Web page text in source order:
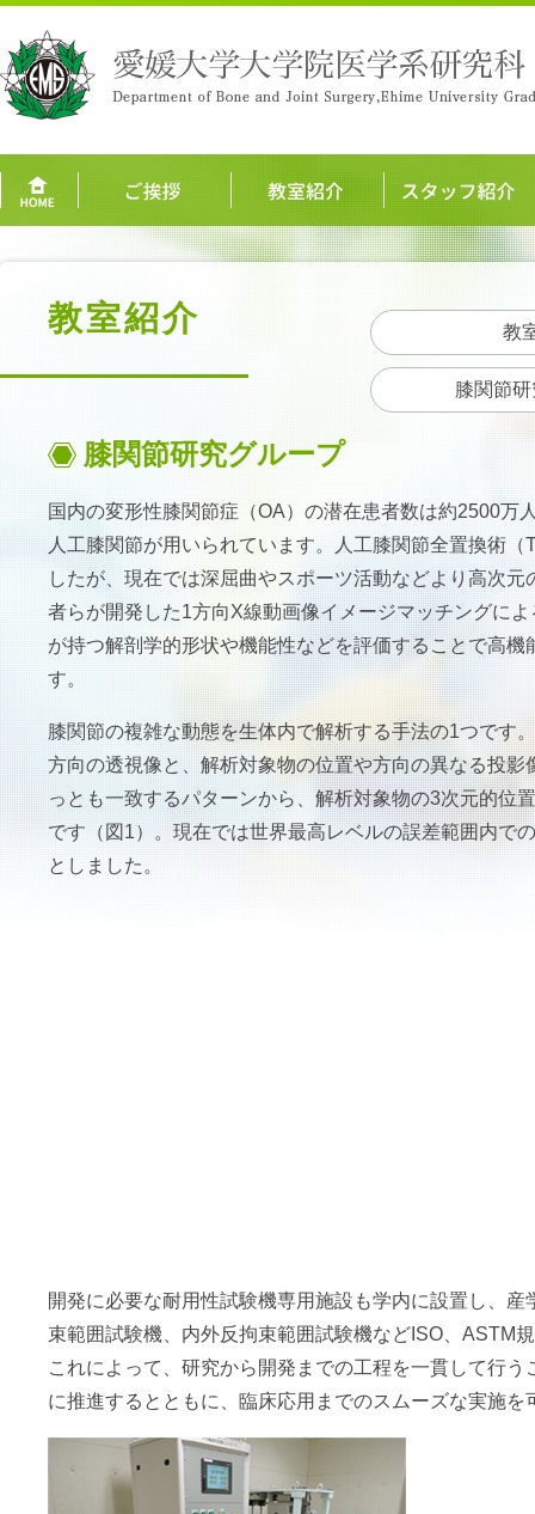
教室紹介 教
膝関節
膝関節研究グループ
国内の変形性膝関節症（OA）の潜在患者数は約2500
人工膝関節が用いられています。人工膝関節全置換術
したが、現在では深屈曲やスポーツ活動などより高次
者らが開発した1方向X線動画像イメージマッチングに
が持つ解剖学的形状や機能性などを評価することで高
す。
膝関節の複雑な動態を生体内で解析する手法の1つです
方向の透視像と、解析対象物の位置や方向の異なる投影
っとも一致するパターンから、解析対象物の3次元的位
です（図1）。現在では世界最高レベルの誤差範囲内で
としました。
開発に必要な耐用性試験機専用施設も学内に設置し、
束範囲試験機、内外反拘束範囲試験機などISO、ASTM
これによって、研究から開発までの工程を一貫して行
に推進するとともに、臨床応用までのスムーズな実施を